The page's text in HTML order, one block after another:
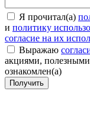
Я прочитал(а)
и политику
согласие на их
Выражаю
акциями, полезными
ознакомлен(а)
Получить